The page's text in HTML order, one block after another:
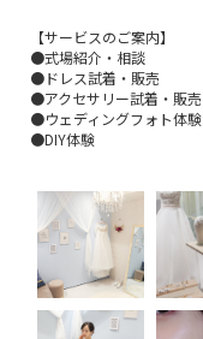
【サービスのご案内】
●式場紹介・相談
●ドレス試着・販売
●アクセサリー試着・販売
●ウェディングフォト体験
●DIY体験